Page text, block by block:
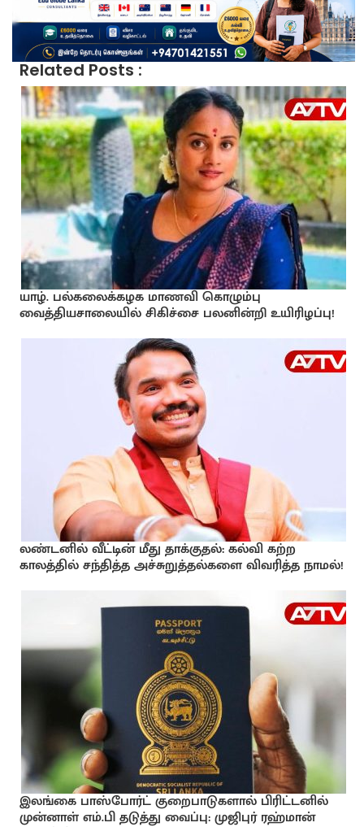
Related Posts :
யாழ். பல்கலைக்கழக மாணவி கொழும்பு
வைத்தியசாலையில் சிகிச்சை பலனின்றி உயிரிழப்பு!
லண்டனில் வீட்டின் மீது தாக்குதல்: கல்வி கற்ற
காலத்தில் சந்தித்த அச்சுறுத்தல்களை விவரித்த நாமல்!
இலங்கை பாஸ்போர்ட் குறைபாடுகளால் பிரிட்டனில்
முன்னாள் எம்.பி தடுத்து வைப்பு: முஜிபுர் ரஹ்மான்